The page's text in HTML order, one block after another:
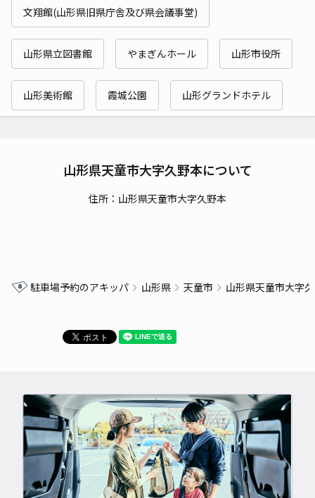
文翔館(山形県旧県庁舎及び県会議事堂)
山形県立図書館 やまぎんホール 山形市役所
山形美術館 霞城公園 山形グランドホテル
山形県天童市大字久野本について
住所：山形県天童市大字久野本
駐車場予約のアキッパ 山形県 天童市 山形県天童市大字